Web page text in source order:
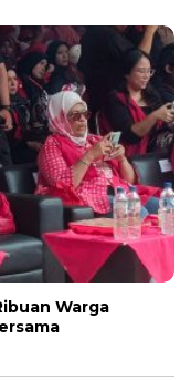
Warga